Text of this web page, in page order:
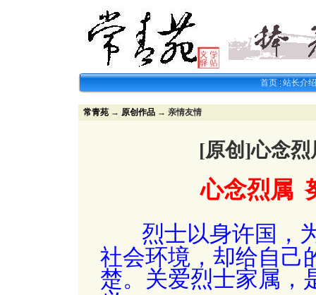
首页 站长介绍
常青苑→ 原创作品 → 亲情友情
[原创]心念
心念烈属
烈士以身许国，
社会环境，却给自己
楚。关爱烈士家属，